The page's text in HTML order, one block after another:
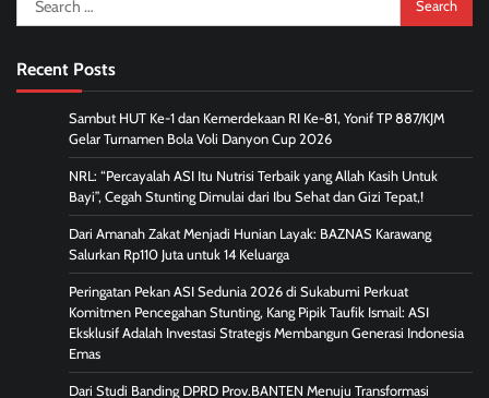
for:
Recent Posts
Sambut HUT Ke-1 dan Kemerdekaan RI Ke-81, Yonif TP 887/KJM
Gelar Turnamen Bola Voli Danyon Cup 2026
NRL: “Percayalah ASI Itu Nutrisi Terbaik yang Allah Kasih Untuk
Bayi”, Cegah Stunting Dimulai dari Ibu Sehat dan Gizi Tepat,!
Dari Amanah Zakat Menjadi Hunian Layak: BAZNAS Karawang
Salurkan Rp110 Juta untuk 14 Keluarga
Peringatan Pekan ASI Sedunia 2026 di Sukabumi Perkuat
Komitmen Pencegahan Stunting, Kang Pipik Taufik Ismail: ASI
Eksklusif Adalah Investasi Strategis Membangun Generasi Indonesia
Emas
Dari Studi Banding DPRD Prov.BANTEN Menuju Transformasi